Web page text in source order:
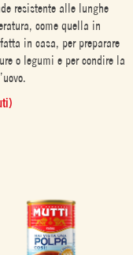
resistente alle lunghe
come quella in
in casa, per preparare
o legumi e per condire la